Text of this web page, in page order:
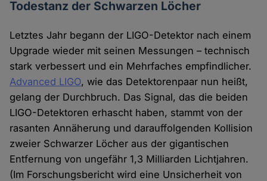
Todestanz der Schwarzen Löcher
Letztes Jahr begann der LIGO-Detektor nach einem
Upgrade wieder mit seinen Messungen – technisch
stark verbessert und ein Mehrfaches empfindlicher.
Advanced LIGO, wie das Detektorenpaar nun heißt,
gelang der Durchbruch. Das Signal, das die beiden
LIGO-Detektoren erhascht haben, stammt von der
rasanten Annäherung und darauffolgenden Kollision
zweier Schwarzer Löcher aus der gigantischen
Entfernung von ungefähr 1,3 Milliarden Lichtjahren.
(Im Forschungsbericht wird eine Unsicherheit von